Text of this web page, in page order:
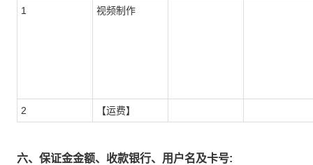
1 视频制作
2 【运费】
六、保证金金额、收款银行、用户名及卡号: